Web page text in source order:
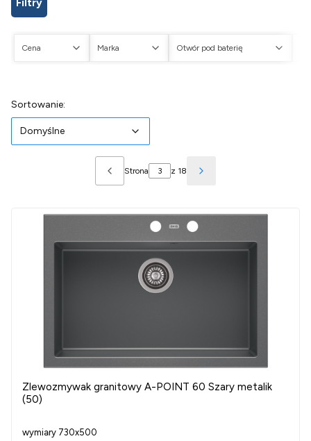
Filtry
Cena Marka Otwór pod baterię
Lista produktów
Sortowanie:
Domyślne
Poprzednie produkty
Strona z 18 Następne produkty
Zlewozmywak granitowy A-POINT 60 Szary metalik
(50)
wymiary 730x500